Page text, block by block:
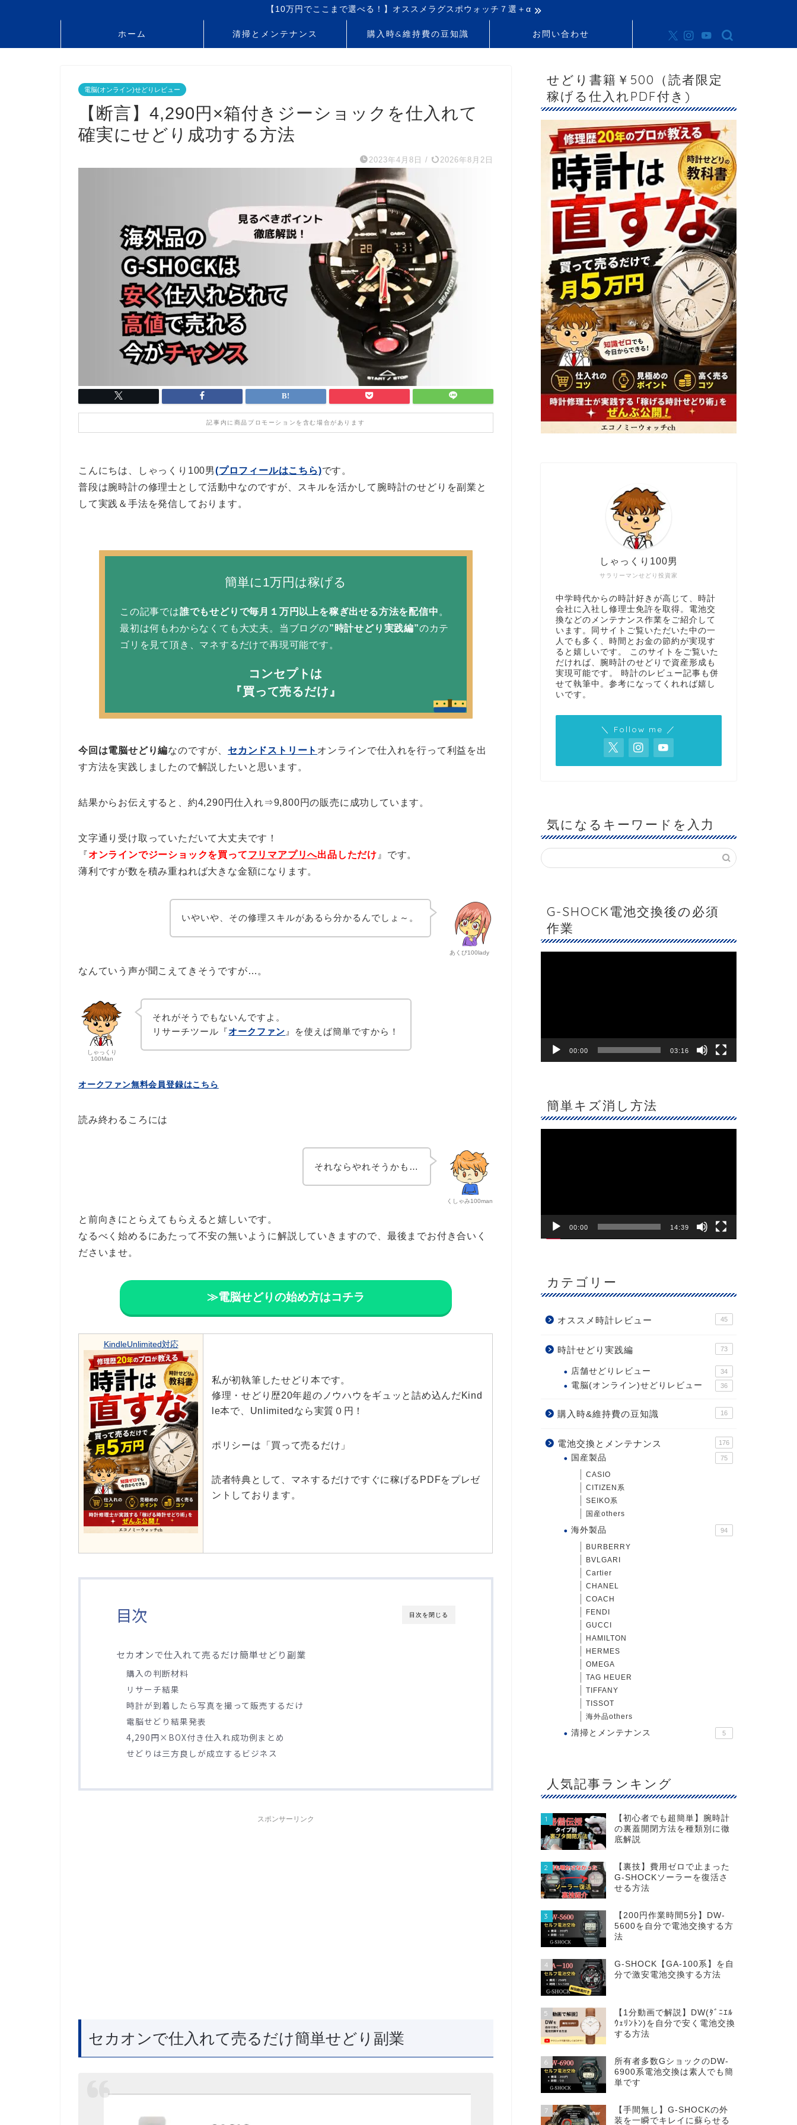
【10万円でここまで選べる！】オススメラグスポウォッチ７選＋α
ホーム 清掃とメンテナンス 購入時&維持費の豆知識 お問い合わせ
電脳(オンライン)せどりレビュー
【断言】4,290円×箱付きジーショックを仕入れて
確実にせどり成功する方法
2023年4月8日 / 2026年8月2日
記事内に商品プロモーションを含む場合があります
こんにちは、しゃっくり100男(プロフィールはこちら)です。
普段は腕時計の修理士として活動中なのですが、スキルを活かして腕時計のせどりを副業と
して実践＆手法を発信しております。
簡単に1万円は稼げる
この記事では誰でもせどりで毎月１万円以上を稼ぎ出せる方法を配信中 。
最初は何もわからなくても大丈夫。当ブログの”時計せどり実践編”のカテ
ゴリを見て頂き、マネするだけで再現可能です。
コンセプトは
『買って売るだけ』
今回は電脳せどり編なのですが、 セカンドストリート オンラインで仕入れを行って利益を出
す方法を実践しましたので解説したいと思います。
結果からお伝えすると、約4,290円仕入れ⇒9,800円の販売に成功しています。
文字通り受け取っていただいて大丈夫です！
『オンラインでジーショックを買ってフリマアプリへ出品しただけ 』です。
薄利ですが数を積み重ねれば大きな金額になります。
あくび100lady
いやいや、その修理スキルがあるら分かるんでしょ～。
なんていう声が聞こえてきそうですが…。
しゃっくり
100Man
それがそうでもないんですよ。
リサーチツール『オークファン 』を使えば簡単ですから！
オークファン無料会員登録はこちら
読み終わるころには
くしゃみ100man
それならやれそうかも…
と前向きにとらえてもらえると嬉しいです。
なるべく始めるにあたって不安の無いように解説していきますので、最後までお付き合いく
ださいませ。
≫電脳せどりの始め方はコチラ
KindleUnlimited対応
私が初執筆したせどり本です。
修理・せどり歴20年超のノウハウをギュッと詰め込んだKind
le本で、Unlimitedなら実質０円！
ポリシーは「買って売るだけ」
読者特典として、マネするだけですぐに稼げるPDFをプレゼ
ントしております。
目次を閉じる
目次
セカオンで仕入れて売るだけ簡単せどり副業
購入の判断材料
リサーチ結果
時計が到着したら写真を撮って販売するだけ
電脳せどり結果発表
4,290円×BOX付き仕入れ成功例まとめ
せどりは三方良しが成立するビジネス
スポンサーリンク
セカオンで仕入れて売るだけ簡単せどり副業
せどり書籍￥500（読者限定
稼げる仕入れPDF付き)
サラリーマンせどり投資家
しゃっくり100男
中学時代からの時計好きが高じて、時計
会社に入社し修理士免許を取得。電池交
換などのメンテナンス作業をご紹介して
います。同サイトご覧いただいた中の一
人でも多く、時間とお金の節約が実現す
ると嬉しいです。 このサイトをご覧いた
だければ、腕時計のせどりで資産形成も
実現可能です。 時計のレビュー記事も併
せて執筆中。参考になってくれれば嬉し
いです。
＼ Follow me ／
気になるキーワードを入力
G-SHOCK電池交換後の必須
作業
00:00 03:16
簡単キズ消し方法
00:00 14:39
カテゴリー
オススメ時計レビュー 45
時計せどり実践編 73
店舗せどりレビュー 34
電脳(オンライン)せどりレビュー 36
購入時&維持費の豆知識 16
電池交換とメンテナンス 176
国産製品 75
CASIO
CITIZEN系
SEIKO系
国産others
海外製品 94
BURBERRY
BVLGARI
Cartier
CHANEL
COACH
FENDI
GUCCI
HAMILTON
HERMES
OMEGA
TAG HEUER
TIFFANY
TISSOT
海外品others
清掃とメンテナンス 5
人気記事ランキング
1
【初心者でも超簡単】腕時計
の裏蓋開閉方法を種類別に徹
底解説
2
【裏技】費用ゼロで止まった
G-SHOCKソーラーを復活さ
せる方法
3
【200円作業時間5分】DW‐
5600を自分で電池交換する方
法
4
G-SHOCK【GA-100系】を自
分で激安電池交換する方法
5
【1分動画で解説】DW(ﾀﾞﾆｴﾙ
ｳｪﾘﾝﾄﾝ)を自分で安く電池交換
する方法
6
所有者多数GショックのDW-
6900系電池交換は素人でも簡
単です
7
【手間無し】G-SHOCKの外
装を一瞬でキレイに蘇らせる